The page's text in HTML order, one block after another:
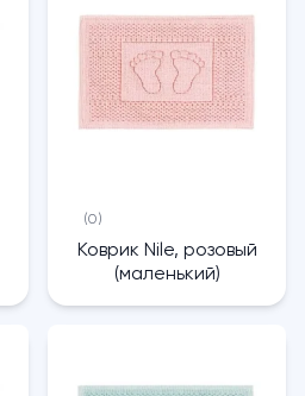
(0)
Коврик Nile, розовый
(маленький)